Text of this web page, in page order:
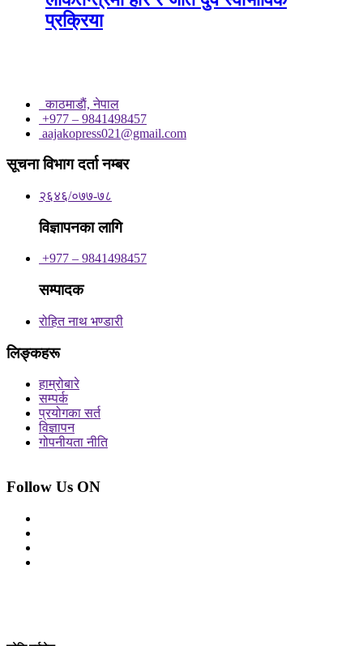
प्रक्रिया
काठमाडाैं, नेपाल
+977 – 9841498457
aajakopress021@gmail.com
सूचना विभाग दर्ता नम्बर
२६४६/०७७-७८
विज्ञापनका लागि
+977 – 9841498457
सम्पादक
रोहित नाथ भण्डारी
लिङ्कहरू
हाम्रोबारे
सम्पर्क
प्रयोगका सर्त
विज्ञापन
गोपनीयता नीति
Follow Us ON